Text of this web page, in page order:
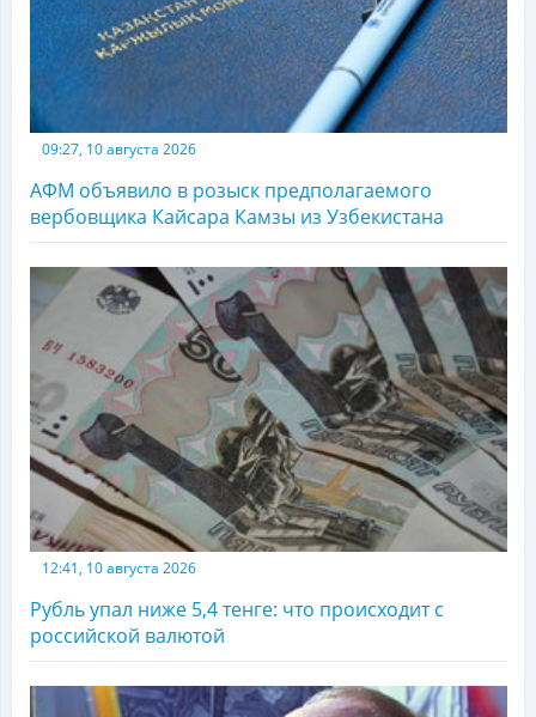
09:27, 10 августа 2026
АФМ объявило в розыск предполагаемого
вербовщика Кайсара Камзы из Узбекистана
12:41, 10 августа 2026
Рубль упал ниже 5,4 тенге: что происходит с
российской валютой